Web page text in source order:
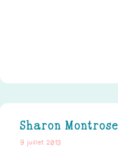
Sharon Montrose
9 juillet 2013